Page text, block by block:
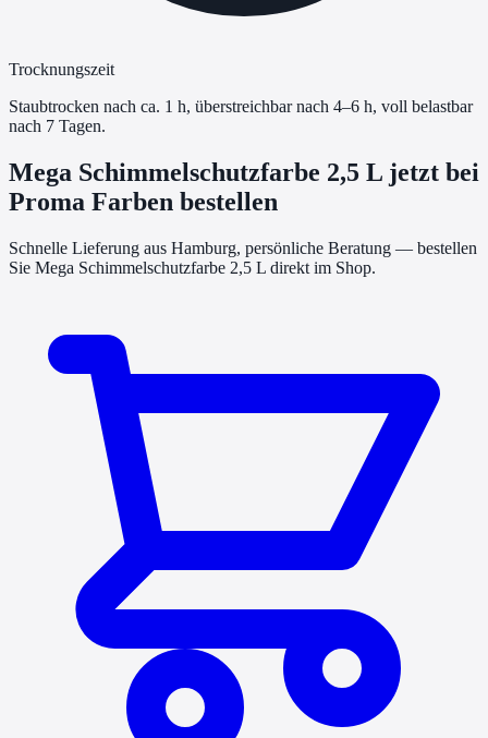
Trocknungszeit
Staubtrocken nach ca. 1 h, überstreichbar nach 4–6 h, voll belastbar
nach 7 Tagen.
Mega Schimmelschutzfarbe 2,5 L jetzt bei
Proma Farben bestellen
Schnelle Lieferung aus Hamburg, persönliche Beratung — bestellen
Sie Mega Schimmelschutzfarbe 2,5 L direkt im Shop.